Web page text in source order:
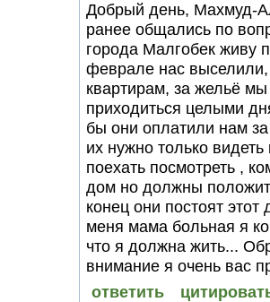
Добрый день, Махмуд-
ранее общались по
города Малгобек живу
феврале нас выселили,
квартирам, за жельё
приходиться целыми
бы они оплатили нам
их нужно только
поехать посмотреть ,
дом но должны
конец они постоят
меня мама больная я
что я должна жить...
внимание я очень вас
ответить